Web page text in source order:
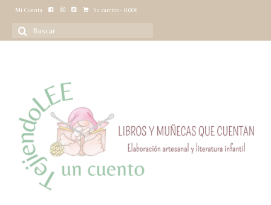
Mi Cuenta Su carrito - 0,00€
Buscar
por: